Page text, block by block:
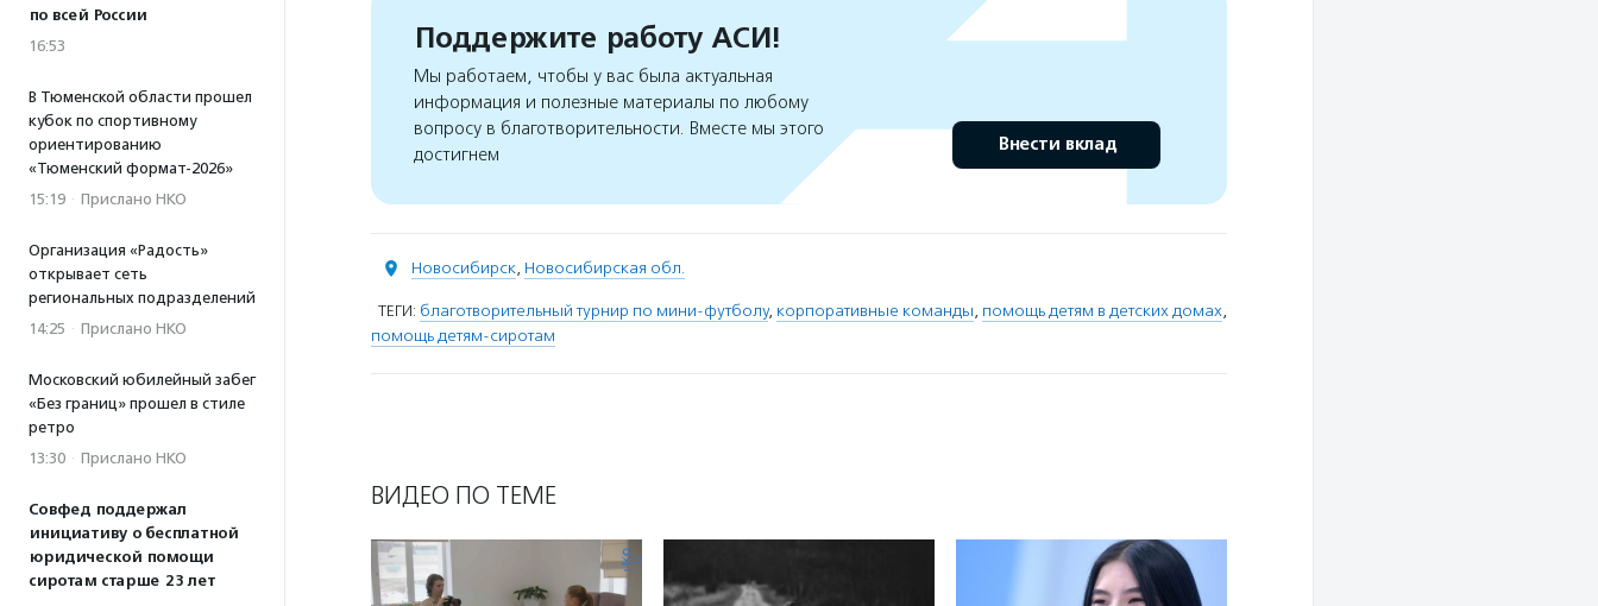
по всей России
16:53
В Тюменской области прошел
кубок по спортивному
ориентированию
«Тюменский формат-2026»
15:19 · Прислано НКО
Организация «Радость»
открывает сеть
региональных подразделений
14:25 · Прислано НКО
Московский юбилейный забег
«Без границ» прошел в стиле
ретро
13:30 · Прислано НКО
Совфед поддержал
инициативу о бесплатной
юридической помощи
сиротам старше 23 лет
Поддержите работу АСИ!
Мы работаем, чтобы у вас была актуальная
информация и полезные материалы по любому
вопросу в благотворительности. Вместе мы этого
достигнем
Внести вклад
Новосибирск, Новосибирская обл.
ТЕГИ: благотворительный турнир по мини-футболу, корпоративные команды, помощь детям в детских домах,
помощь детям-сиротам
ВИДЕО ПО ТЕМЕ